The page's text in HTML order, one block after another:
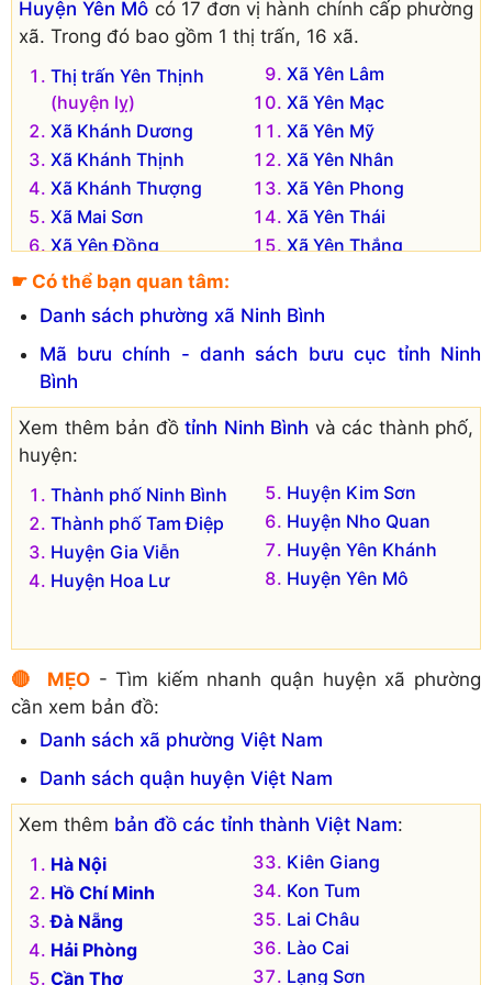
Huyện Yên Mô có 17 đơn vị hành chính cấp phường
xã. Trong đó bao gồm 1 thị trấn, 16 xã.
Thị trấn Yên Thịnh
(huyện lỵ)
Xã Khánh Dương
Xã Khánh Thịnh
Xã Khánh Thượng
Xã Mai Sơn
Xã Yên Đồng
Xã Yên Hòa
Xã Yên Hưng
Xã Yên Lâm
Xã Yên Mạc
Xã Yên Mỹ
Xã Yên Nhân
Xã Yên Phong
Xã Yên Thái
Xã Yên Thắng
Xã Yên Từ
☛ Có thể bạn quan tâm:
Danh sách phường xã Ninh Bình
Mã bưu chính - danh sách bưu cục tỉnh Ninh
Bình
Xem thêm bản đồ tỉnh Ninh Bình và các thành phố,
huyện:
Thành phố Ninh Bình
Thành phố Tam Điệp
Huyện Gia Viễn
Huyện Hoa Lư
Huyện Kim Sơn
Huyện Nho Quan
Huyện Yên Khánh
Huyện Yên Mô
🔴 MẸO- Tìm kiếm nhanh quận huyện xã phường
cần xem bản đồ:
Danh sách xã phường Việt Nam
Danh sách quận huyện Việt Nam
Xem thêm bản đồ các tỉnh thành Việt Nam:
Hà Nội
Hồ Chí Minh
Đà Nẵng
Hải Phòng
Cần Thơ
Kiên Giang
Kon Tum
Lai Châu
Lào Cai
Lạng Sơn